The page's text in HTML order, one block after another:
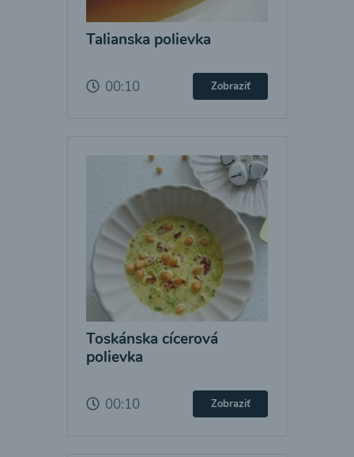
Talianska polievka
00:10 Zobraziť
Toskánska cícerová
polievka
00:10 Zobraziť